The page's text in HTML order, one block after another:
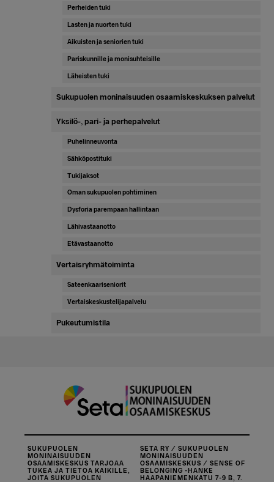
Perheiden tuki
Lasten ja nuorten tuki
Aikuisten ja seniorien tuki
Pariskunnille ja monisuhteisille
Läheisten tuki
Sukupuolen moninaisuuden osaamiskeskuksen palvelut
Yksilö-, pari- ja perhepalvelut
Puhelinneuvonta
Sähköpostituki
Tukijaksot
Oman sukupuolen pohtiminen
Dysforia parempaan hallintaan
Lähivastaanotto
Etävastaanotto
Vertaisryhmätoiminta
Sateenkaariseniorit
Vertaiskeskustelijapalvelu
Pukeutumistila
SUKUPUOLEN
MONINAISUUDEN
OSAAMISKESKUS TARJOAA
TUKEA JA TIETOA KAIKILLE,
JOITA SUKUPUOLEN
SETA RY / SUKUPUOLEN
MONINAISUUDEN
OSAAMISKESKUS / SENSE OF
BELONGING -HANKE
HAAPANIEMENKATU 7-9 B, 7.